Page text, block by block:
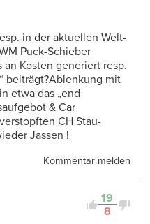
in der aktuellen Welt-
Puck-Schieber
an Kosten generiert resp.
beiträgt?Ablenkung mit
etwa das „end
& Car
CH Stau-
Jassen !
Kommentar melden
19
8